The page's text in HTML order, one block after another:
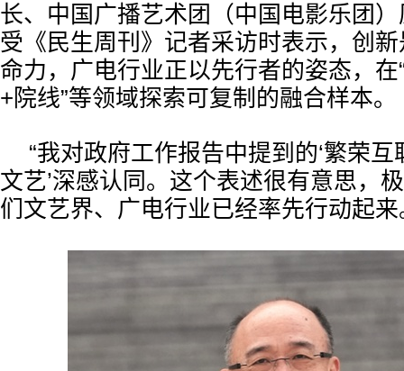
长、中国广播艺术团（中国电影乐团
受《民生周刊》记者采访时表示，创
命力，广电行业正以先行者的姿态，在
+院线”等领域探索可复制的融合样本。
“我对政府工作报告中提到的‘繁荣
文艺’深感认同。这个表述很有意思，
们文艺界、广电行业已经率先行动起来